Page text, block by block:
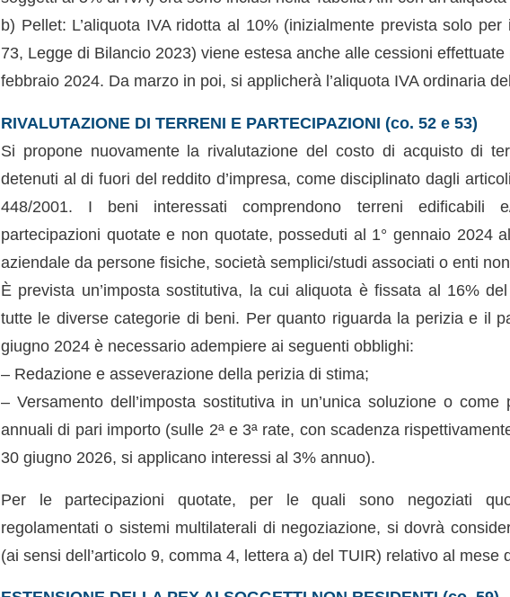
b) Pellet: L’aliquota IVA ridotta al 10% (inizialmente prevista solo per
73, Legge di Bilancio 2023) viene estesa anche alle cessioni
febbraio 2024. Da marzo in poi, si applicherà l’aliquota IVA ordinaria
RIVALUTAZIONE DI TERRENI E PARTECIPAZIONI (co. 52 e 53)
Si propone nuovamente la rivalutazione del costo di acquisto di
detenuti al di fuori del reddito d’impresa, come disciplinato dagli
448/2001. I beni interessati comprendono terreni edificabili
partecipazioni quotate e non quotate, posseduti al 1° gennaio 2024
aziendale da persone fisiche, società semplici/studi associati o enti
È prevista un’imposta sostitutiva, la cui aliquota è fissata al 16%
tutte le diverse categorie di beni. Per quanto riguarda la perizia e il
giugno 2024 è necessario adempiere ai seguenti obblighi:
– Redazione e asseverazione della perizia di stima;
– Versamento dell’imposta sostitutiva in un’unica soluzione o
annuali di pari importo (sulle 2ª e 3ª rate, con scadenza
30 giugno 2026, si applicano interessi al 3% annuo).
Per le partecipazioni quotate, per le quali sono negoziati
regolamentati o sistemi multilaterali di negoziazione, si dovrà
(ai sensi dell’articolo 9, comma 4, lettera a) del TUIR) relativo al mese